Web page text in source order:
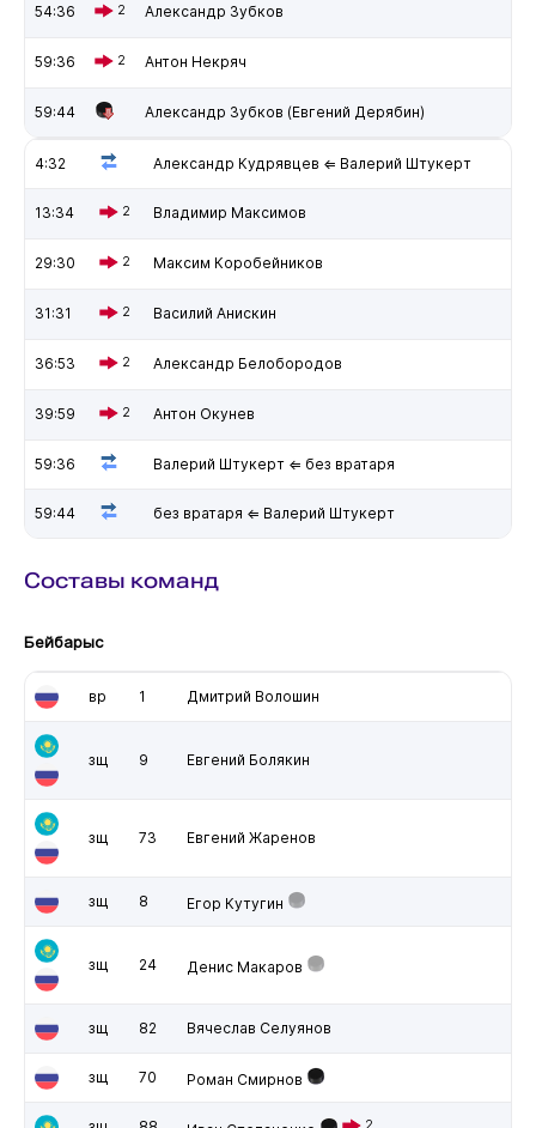
54:36 2 Александр Зубков
59:36 2 Антон Некряч
59:44 Александр Зубков (Евгений Дерябин)
4:32 Александр Кудрявцев ⇐ Валерий Штукерт
13:34 2 Владимир Максимов
29:30 2 Максим Коробейников
31:31 2 Василий Анискин
36:53 2 Александр Белобородов
39:59 2 Антон Окунев
59:36 Валерий Штукерт ⇐ без вратаря
59:44 без вратаря ⇐ Валерий Штукерт
Составы команд
Бейбарыс
вр 1 Дмитрий Волошин
зщ 9 Евгений Болякин
зщ 73 Евгений Жаренов
зщ 8 Егор Кутугин
зщ 24 Денис Макаров
зщ 82 Вячеслав Селуянов
зщ 70 Роман Смирнов
2